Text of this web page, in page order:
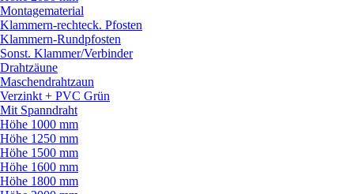
Montagematerial
Klammern-rechteck. Pfosten
Klammern-Rundpfosten
Sonst. Klammer/Verbinder
Drahtzäune
Maschendrahtzaun
Verzinkt + PVC Grün
Mit Spanndraht
Höhe 1000 mm
Höhe 1250 mm
Höhe 1500 mm
Höhe 1600 mm
Höhe 1800 mm